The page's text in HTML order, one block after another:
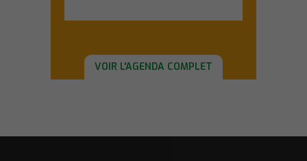
VOIR L'AGENDA COMPLET